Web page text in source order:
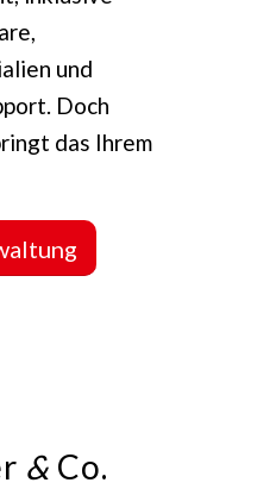
und
Doch
das Ihrem
& Co.